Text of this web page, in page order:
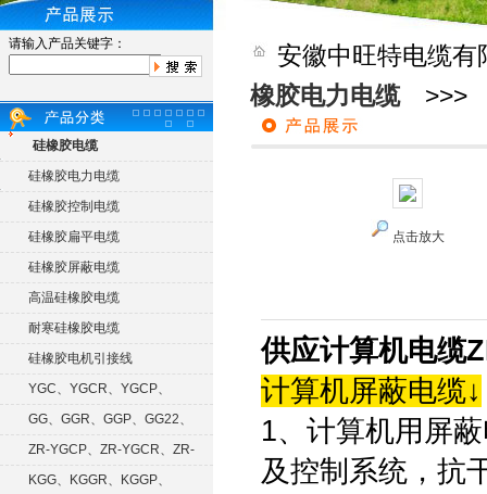
请输入产品关键字：
硅橡胶电缆
硅橡胶电力电缆
硅橡胶控制电缆
硅橡胶扁平电缆
硅橡胶屏蔽电缆
高温硅橡胶电缆
耐寒硅橡胶电缆
硅橡胶电机引接线
YGC、YGCR、YGCP、
YGCRP
GG、GGR、GGP、GG22、
GGRP
ZR-YGCP、ZR-YGCR、ZR-
YGCRP
KGG、KGGR、KGGP、
安徽中旺特电缆
橡胶电力电缆>>>
点击放大
供应计算机电缆
计算机屏蔽电缆↓
1、计算机用屏
及控制系统，抗